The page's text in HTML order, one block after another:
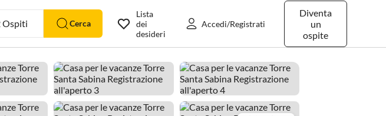
Cerca
Diventa
un
ospite
Lista
dei
desideri
Accedi/Registrati